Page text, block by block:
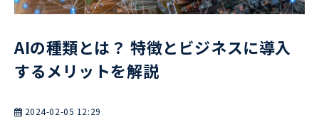
お知らせ
会社・採用情報
AIの種類とは？ 特徴とビジネスに導入
するメリットを解説
2024-02-05 12:29